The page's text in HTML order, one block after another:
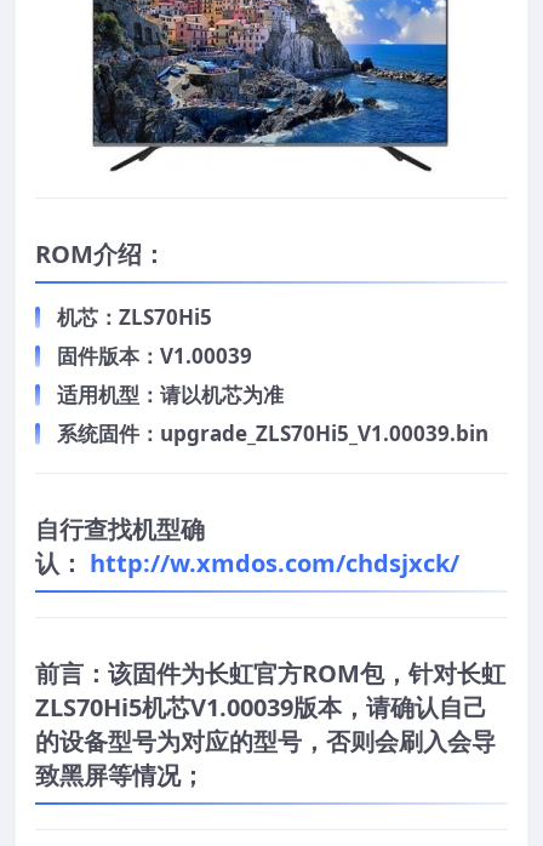
ROM介绍：
机芯：ZLS70Hi5
固件版本：V1.00039
适用机型：请以机芯为准
系统固件：upgrade_ZLS70Hi5_V1.00039.bin
自行查找机型确
认： http://w.xmdos.com/chdsjxck/
前言： 该固件为长虹官方ROM包，针对长虹
ZLS70Hi5机芯V1.00039版本，请确认自己
的设备型号为对应的型号，否则会刷入会导
致黑屏等情况；